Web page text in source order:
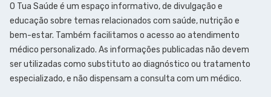
O Tua Saúde é um espaço informativo, de divulgação e
educação sobre temas relacionados com saúde, nutrição e
bem-estar. Também facilitamos o acesso ao atendimento
médico personalizado. As informações publicadas não devem
ser utilizadas como substituto ao diagnóstico ou tratamento
especializado, e não dispensam a consulta com um médico.